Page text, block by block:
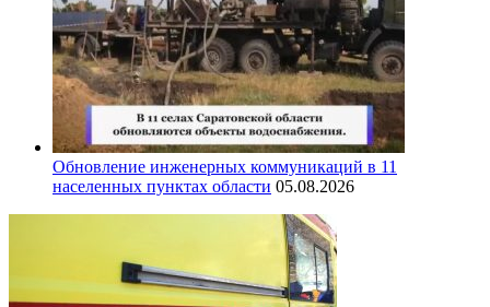
Обновление инженерных коммуникаций в 11
населенных пунктах области 05.08.2026